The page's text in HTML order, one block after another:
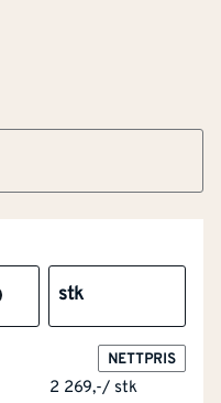
stk
NETTPRIS
2 269,-/ stk